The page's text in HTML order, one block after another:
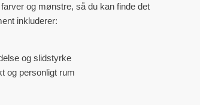
og mønstre, så du kan finde det
inkluderer:
og slidstyrke
og personligt rum